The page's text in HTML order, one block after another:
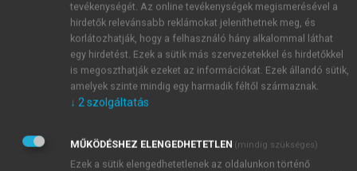
társulásbeli előfordulások aránya. Végül azegyébként
jelent meg a vizsgált diskurzusjelölők közül a
legritkábban (84 db), ennek a 25%-a (21 db)
társulásban. Összességében tehát az elemzett elemek
mintegy harmada (32,3%, azaz 1057-ből 341 db)
társulásban jelentkezett, ez az arány a gyakoribb
diskurzusjelölők esetében valamivel nagyobbnak, a
ritkábbak körében valamivel kisebbnek adódott.
tevékenységét. Az online tevékenységek megismerésével a
hirdetők relevánsabb reklámokat jeleníthetnek meg, és
korlátozhatják, hogy a felhasználó hány alkalommal láthat
egy hirdetést. Ezek a sütik más szervezetekkel és hirdetőkkel
is megoszthatják ezeket az információkat. Ezek állandó sütik,
amelyek szinte mindig egy harmadik féltől származnak.
↓ 2szolgáltatás
MŰKÖDÉSHEZ ELENGEDHETETLEN (mindig szükséges)
Ezek a sütik elengedhetetlenek az oldalunkon történő